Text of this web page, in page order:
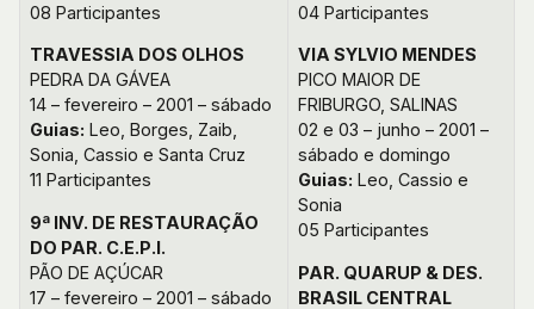
08 Participantes
TRAVESSIA DOS OLHOS
PEDRA DA GÁVEA
14 – fevereiro – 2001 – sábado
Guias: Leo, Borges, Zaib,
Sonia, Cassio e Santa Cruz
11 Participantes
9ª INV. DE RESTAURAÇÃO
DO PAR. C.E.P.I.
PÃO DE AÇÚCAR
17 – fevereiro – 2001 – sábado
04 Participantes
VIA SYLVIO MENDES
PICO MAIOR DE
FRIBURGO, SALINAS
02 e 03 – junho – 2001 –
sábado e domingo
Guias: Leo, Cassio e
Sonia
05 Participantes
PAR. QUARUP & DES.
BRASIL CENTRAL